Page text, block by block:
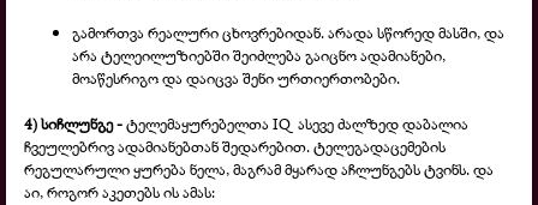
გამორთვა რეალური ცხოვრებიდან. არადა სწორედ მასში, და
არა ტელეილუზიებში შეიძლება გაიცნო ადამიანები,
მოაწესრიგო და დაიცვა შენი ურთიერთობები.
4) სიჩლუნგე -ტელემაყურებელთა IQ ასევე ძალზედ დაბალია
ჩვეულებრივ ადამიანებთან შედარებით. ტელეგადაცემების
რეგულარული ყურება ნელა, მაგრამ მყარად აჩლუნგებს ტვინს. და
აი, როგორ აკეთებს ის ამას: